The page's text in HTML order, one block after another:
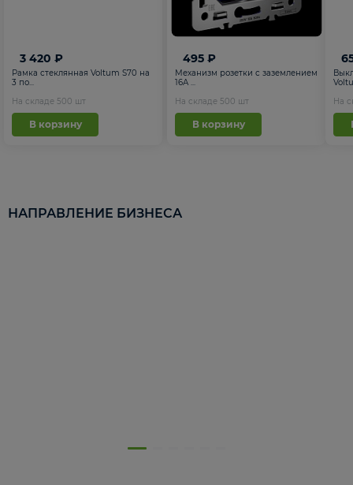
3 420 ₽
Рамка стеклянная Voltum S70 на
3 по...
На складе 500 шт
В корзину
495 ₽
Механизм розетки с заземлением
16А ...
На складе 500 шт
В корзину
На
НАПРАВЛЕНИЕ БИЗНЕСА